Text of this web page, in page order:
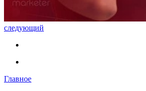
следующий
Главное